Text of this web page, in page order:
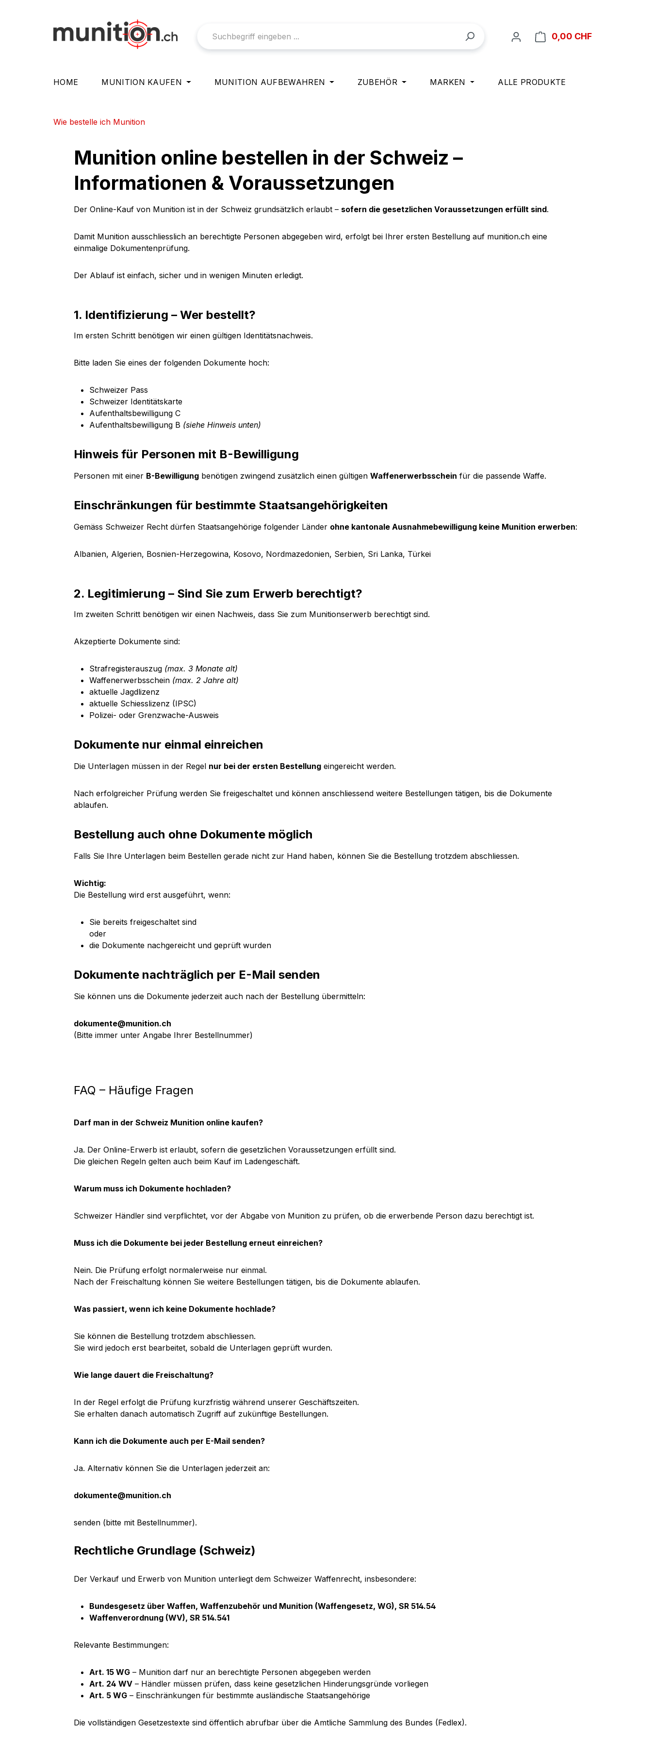
0,00 CHFWarenkorb
HOME MUNITION KAUFEN MUNITION AUFBEWAHREN ZUBEHÖR MARKEN ALLE PRODUKTE
Wie bestelle ich Munition
Munition online bestellen in der Schweiz –
Informationen & Voraussetzungen
Der Online-Kauf von Munition ist in der Schweiz grundsätzlich erlaubt – sofern die gesetzlichen Voraussetzungen erfüllt sind.
Damit Munition ausschliesslich an berechtigte Personen abgegeben wird, erfolgt bei Ihrer ersten Bestellung auf munition.ch eine
einmalige Dokumentenprüfung.
Der Ablauf ist einfach, sicher und in wenigen Minuten erledigt.
1. Identifizierung – Wer bestellt?
Im ersten Schritt benötigen wir einen gültigen Identitätsnachweis.
Bitte laden Sie eines der folgenden Dokumente hoch:
Schweizer Pass
Schweizer Identitätskarte
Aufenthaltsbewilligung C
Aufenthaltsbewilligung B (siehe Hinweis unten)
Hinweis für Personen mit B-Bewilligung
Personen mit einer B-Bewilligung benötigen zwingend zusätzlich einen gültigen Waffenerwerbsschein für die passende Waffe.
Einschränkungen für bestimmte Staatsangehörigkeiten
Gemäss Schweizer Recht dürfen Staatsangehörige folgender Länder ohne kantonale Ausnahmebewilligung keine Munition erwerben:
Albanien, Algerien, Bosnien-Herzegowina, Kosovo, Nordmazedonien, Serbien, Sri Lanka, Türkei
2. Legitimierung – Sind Sie zum Erwerb berechtigt?
Im zweiten Schritt benötigen wir einen Nachweis, dass Sie zum Munitionserwerb berechtigt sind.
Akzeptierte Dokumente sind:
Strafregisterauszug (max. 3 Monate alt)
Waffenerwerbsschein (max. 2 Jahre alt)
aktuelle Jagdlizenz
aktuelle Schiesslizenz (IPSC)
Polizei- oder Grenzwache-Ausweis
Dokumente nur einmal einreichen
Die Unterlagen müssen in der Regel nur bei der ersten Bestellung eingereicht werden.
Nach erfolgreicher Prüfung werden Sie freigeschaltet und können anschliessend weitere Bestellungen tätigen, bis die Dokumente
ablaufen.
Bestellung auch ohne Dokumente möglich
Falls Sie Ihre Unterlagen beim Bestellen gerade nicht zur Hand haben, können Sie die Bestellung trotzdem abschliessen.
Wichtig:
Die Bestellung wird erst ausgeführt, wenn:
Sie bereits freigeschaltet sind
oder
die Dokumente nachgereicht und geprüft wurden
Dokumente nachträglich per E-Mail senden
Sie können uns die Dokumente jederzeit auch nach der Bestellung übermitteln:
dokumente@munition.ch
(Bitte immer unter Angabe Ihrer Bestellnummer)
FAQ – Häufige Fragen
Darf man in der Schweiz Munition online kaufen?
Ja. Der Online-Erwerb ist erlaubt, sofern die gesetzlichen Voraussetzungen erfüllt sind.
Die gleichen Regeln gelten auch beim Kauf im Ladengeschäft.
Warum muss ich Dokumente hochladen?
Schweizer Händler sind verpflichtet, vor der Abgabe von Munition zu prüfen, ob die erwerbende Person dazu berechtigt ist.
Muss ich die Dokumente bei jeder Bestellung erneut einreichen?
Nein. Die Prüfung erfolgt normalerweise nur einmal.
Nach der Freischaltung können Sie weitere Bestellungen tätigen, bis die Dokumente ablaufen.
Was passiert, wenn ich keine Dokumente hochlade?
Sie können die Bestellung trotzdem abschliessen.
Sie wird jedoch erst bearbeitet, sobald die Unterlagen geprüft wurden.
Wie lange dauert die Freischaltung?
In der Regel erfolgt die Prüfung kurzfristig während unserer Geschäftszeiten.
Sie erhalten danach automatisch Zugriff auf zukünftige Bestellungen.
Kann ich die Dokumente auch per E-Mail senden?
Ja. Alternativ können Sie die Unterlagen jederzeit an:
dokumente@munition.ch
senden (bitte mit Bestellnummer).
Rechtliche Grundlage (Schweiz)
Der Verkauf und Erwerb von Munition unterliegt dem Schweizer Waffenrecht, insbesondere:
Bundesgesetz über Waffen, Waffenzubehör und Munition (Waffengesetz, WG), SR 514.54
Waffenverordnung (WV), SR 514.541
Relevante Bestimmungen:
Art. 15 WG – Munition darf nur an berechtigte Personen abgegeben werden
Art. 24 WV – Händler müssen prüfen, dass keine gesetzlichen Hinderungsgründe vorliegen
Art. 5 WG – Einschränkungen für bestimmte ausländische Staatsangehörige
Die vollständigen Gesetzestexte sind öffentlich abrufbar über die Amtliche Sammlung des Bundes (Fedlex).